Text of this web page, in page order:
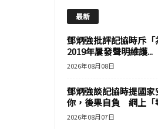
最新
鄧炳強批評記協時斥
2019年屢發聲明維護...
2026年08月08日
鄧炳強談記協時提國
你，後果自負 網上「
2026年08月07日